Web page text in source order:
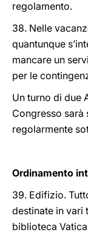
regolamento.
38. Nelle
quantunque
mancare un
per le
Un turno di due
Congresso
regolarmente
Ordinamento
39. Edifizio.
destinate in vari
biblioteca